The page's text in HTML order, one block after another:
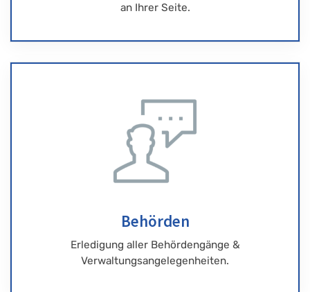
an Ihrer Seite.
Behörden
Erledigung aller Behördengänge &
Verwaltungsangelegenheiten.